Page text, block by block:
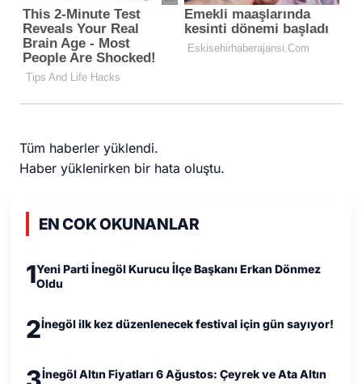
Tüm haberler yüklendi.
Haber yüklenirken bir hata oluştu.
EN COK OKUNANLAR
1Yeni Parti İnegöl Kurucu İlçe Başkanı Erkan Dönmez
Oldu
2İnegöl ilk kez düzenlenecek festival için gün sayıyor!
İnegöl Altın Fiyatları 6 Ağustos: Çeyrek ve Ata Altın